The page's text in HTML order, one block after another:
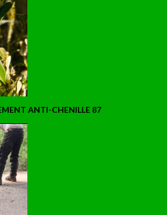
ANTI-CHENILLE 87